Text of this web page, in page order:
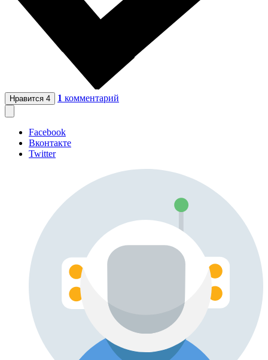
Нравится 4 1 комментарий
Facebook
Вконтакте
Twitter